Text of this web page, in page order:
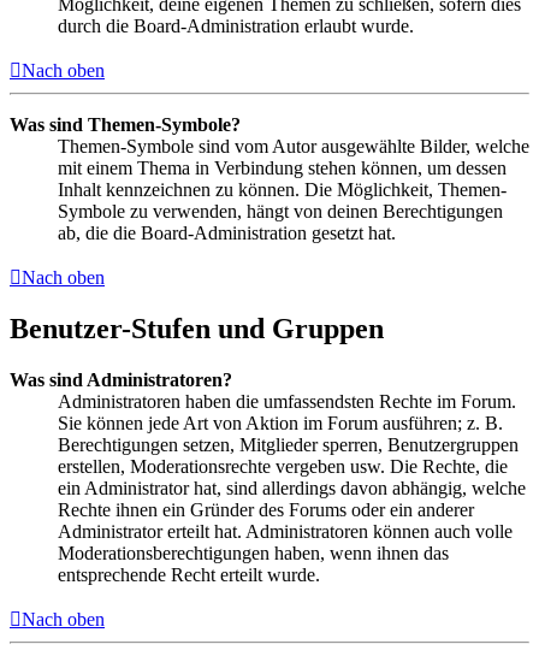
durch die Board-Administration erlaubt wurde.
Nach oben
Was sind Themen-Symbole?
Themen-Symbole sind vom Autor ausgewählte Bilder, welche
mit einem Thema in Verbindung stehen können, um dessen
Inhalt kennzeichnen zu können. Die Möglichkeit, Themen-
Symbole zu verwenden, hängt von deinen Berechtigungen
ab, die die Board-Administration gesetzt hat.
Nach oben
Benutzer-Stufen und Gruppen
Was sind Administratoren?
Administratoren haben die umfassendsten Rechte im Forum.
Sie können jede Art von Aktion im Forum ausführen; z. B.
Berechtigungen setzen, Mitglieder sperren, Benutzergruppen
erstellen, Moderationsrechte vergeben usw. Die Rechte, die
ein Administrator hat, sind allerdings davon abhängig, welche
Rechte ihnen ein Gründer des Forums oder ein anderer
Administrator erteilt hat. Administratoren können auch volle
Moderationsberechtigungen haben, wenn ihnen das
entsprechende Recht erteilt wurde.
Nach oben